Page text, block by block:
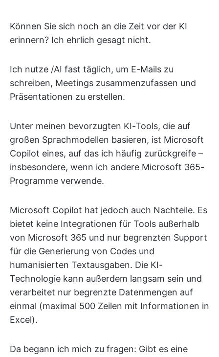
Können Sie sich noch an die Zeit vor der KI
erinnern? Ich ehrlich gesagt nicht.
Ich nutze /AI fast täglich, um E-Mails zu
schreiben, Meetings zusammenzufassen und
Präsentationen zu erstellen.
Unter meinen bevorzugten KI-Tools, die auf
großen Sprachmodellen basieren, ist Microsoft
Copilot eines, auf das ich häufig zurückgreife –
insbesondere, wenn ich andere Microsoft 365-
Programme verwende.
Microsoft Copilot hat jedoch auch Nachteile. Es
bietet keine Integrationen für Tools außerhalb
von Microsoft 365 und nur begrenzten Support
für die Generierung von Codes und
humanisierten Textausgaben. Die KI-
Technologie kann außerdem langsam sein und
verarbeitet nur begrenzte Datenmengen auf
einmal (maximal 500 Zeilen mit Informationen in
Excel).
Da begann ich mich zu fragen: Gibt es eine